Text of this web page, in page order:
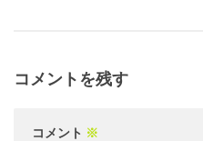
コメントを残す
コメント ※